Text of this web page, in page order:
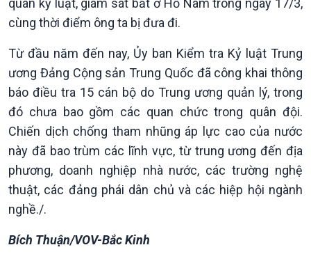
Xã hội
Tin Đời sống & Xã hội
360 độ Sức khỏe
Chuyển đổi Xanh
Tài nguyên và Môi trường
Chuyên gia của bạn
Xã hội chuyển động
Bước chân đến trường
Khoa học & Công nghệ
Tin Khoa học & Công nghệ
Kết nối công nghệ
Sống chung với biến đổi
khí hậu
quan kỷ luật, giám sát bắt ở Hồ Nam trong ngày 17/3,
cùng thời điểm ông ta bị đưa đi.
Từ đầu năm đến nay, Ủy ban Kiểm tra Kỷ luật Trung
ương Đảng Cộng sản Trung Quốc đã công khai thông
báo điều tra 15 cán bộ do Trung ương quản lý, trong
đó chưa bao gồm các quan chức trong quân đội.
Chiến dịch chống tham nhũng áp lực cao của nước
này đã bao trùm các lĩnh vực, từ trung ương đến địa
phương, doanh nghiệp nhà nước, các trường nghệ
thuật, các đảng phái dân chủ và các hiệp hội ngành
nghề./.
Bích Thuận/VOV-Bắc Kinh